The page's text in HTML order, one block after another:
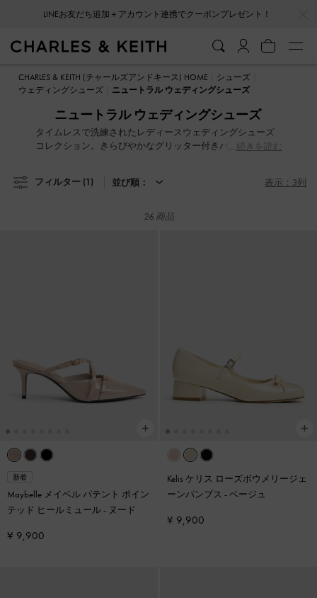
会員登録＋ニュースレター登録で10%OFFクーポンプレゼント！
会員登録＋ニュースレター登録で10%OFFクーポンプレゼント！
CHARLES & KEITH (チャールズアンドキース) HOME
シューズ
ウェディングシューズ
ニュートラル ウェディングシューズ
ニュートラル ウェディングシューズ
タイムレスで洗練されたレディースウェディングシューズ
コレクション。きらびやかなグリッター付きパンプスか
りの一足を取り揃えています。魅力的なウェディングヒー
フィットの仕上げとして華を添えましょう。
続きを読む
フィルター (1) 並び順： 表示：3列
26 商品
新着
Maybelle メイベル パテント ポイン
テッド ヒールミュール- ヌード
¥ 9,900
Kelis ケリス ローズボウメリージェ
ーンパンプス -ベージュ
¥ 9,900